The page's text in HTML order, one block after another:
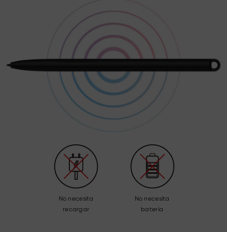
No necesita
recargar
No necesita
batería